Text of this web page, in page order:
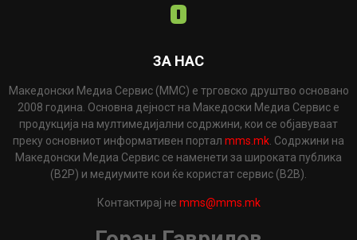
ЗА НАС
Македонски Медиа Сервис (ММС) е трговско друштво основано
2008 година. Основна дејност на Македоски Медиа Сервис е
продукција на мултимедијални содржини, кои се објавуваат
преку основниот информативен портал mms.mk . Содржини на
Македонски Медиа Сервис се наменети за широката публика
(B2P) и медиумите кои ќе користат сервис (B2B).
Контактирај не mms@mms.mk